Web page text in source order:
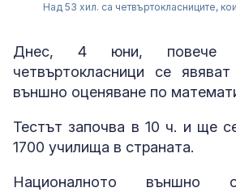
Над 53 хил. са четвъртокласниците,
Днес, 4 юни,
четвъртокласници се
външно оценяване по
Тестът започва в 10 ч. и ще
1700 училища в страната.
Националното външно